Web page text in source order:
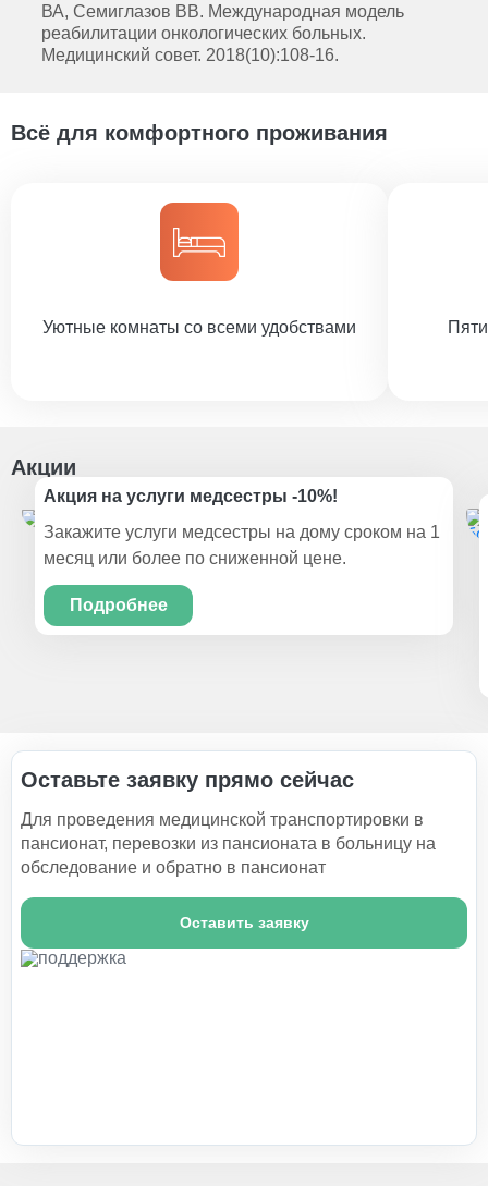
ВА, Семиглазов ВВ. Международная модель
реабилитации онкологических больных.
Медицинский совет. 2018(10):108-16.
Всё для комфортного проживания
Уютные комнаты со всеми удобствами
Акции
Акция на услуги медсестры -10%!
Закажите услуги медсестры на дому сроком на 1
месяц или более по сниженной цене.
Подробнее
Оставьте заявку прямо сейчас
Для проведения медицинской транспортировки в
пансионат, перевозки из пансионата в больницу на
обследование и обратно в пансионат
Оставить заявку